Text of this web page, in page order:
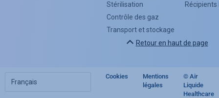
Stérilisation
Contrôle des gaz
Transport et stockage
Récipients
Retour en haut de page
votre
Footer
Cookies
Mentions
légales
© Air
Liquide
Healthcare